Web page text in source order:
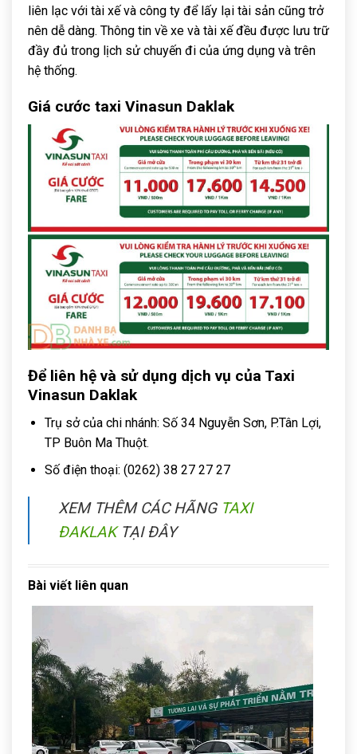
liên lạc với tài xế và công ty để lấy lại tài sản cũng trở
nên dễ dàng. Thông tin về xe và tài xế đều được lưu trữ
đầy đủ trong lịch sử chuyến đi của ứng dụng và trên
hệ thống.
Giá cước taxi Vinasun Daklak
Để liên hệ và sử dụng dịch vụ của Taxi
Vinasun Daklak
Trụ sở của chi nhánh: Số 34 Nguyễn Sơn, P.Tân Lợi,
TP Buôn Ma Thuột.
Số điện thoại: (0262) 38 27 27 27
XEM THÊM CÁC HÃNG TAXI
ĐAKLAKTẠI ĐÂY
Bài viết liên quan